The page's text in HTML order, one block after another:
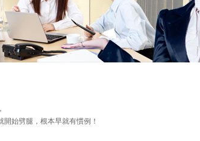
始劈腿，根本早就有慣例！